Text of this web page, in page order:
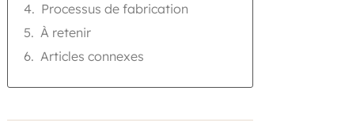
Processus de fabrication
À retenir
Articles connexes